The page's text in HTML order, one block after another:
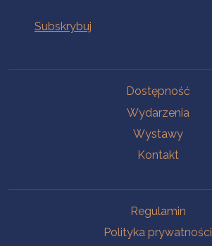
Dostępność
Wydarzenia
Wystawy
Kontakt
Regulamin
Polityka prywatności